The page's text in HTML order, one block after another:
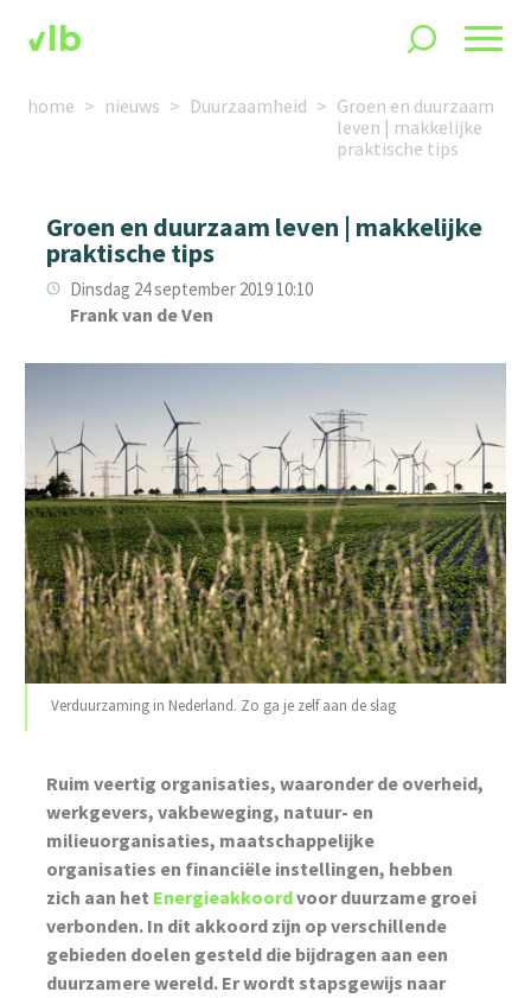
home nieuws Duurzaamheid
Groen en duurzaam
leven | makkelijke
praktische tips
Groen en duurzaam leven | makkelijke
praktische tips
Dinsdag 24 september 2019 10:10
Frank van de Ven
Verduurzaming in Nederland. Zo ga je zelf aan de slag
Ruim veertig organisaties, waaronder de overheid,
werkgevers, vakbeweging, natuur- en
milieuorganisaties, maatschappelijke
organisaties en financiële instellingen, hebben
zich aan het Energieakkoordvoor duurzame groei
verbonden. In dit akkoord zijn op verschillende
gebieden doelen gesteld die bijdragen aan een
duurzamere wereld. Er wordt stapsgewijs naar